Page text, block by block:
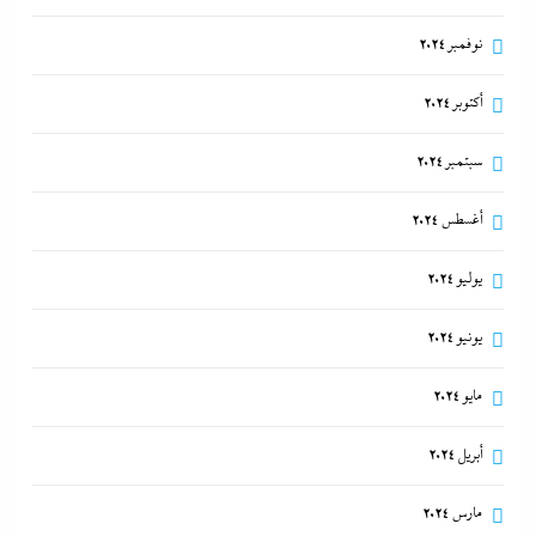
القاهرة وبكين
نوفمبر 2024
أكتوبر 2024
سبتمبر 2024
أغسطس 2024
يوليو 2024
يونيو 2024
مايو 2024
أبريل 2024
مارس 2024